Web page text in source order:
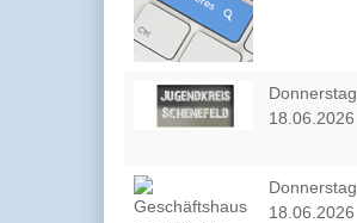
Donnerstag,
18.06.2026
Donnerstag,
18.06.2026